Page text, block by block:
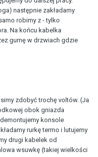
następnie zakładamy
robimy z - tylko
Na końcu kabelka
gumę w drzwiach gdzie
zdobyć trochę voltów. (Ja
obok gniazda
konsole
rurkę termo i lutujemy
drugi kabelek od
wsuwkę (takiej wielkości